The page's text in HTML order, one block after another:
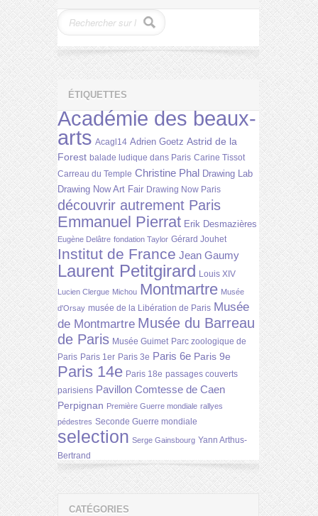
ÉTIQUETTES
Académie des beaux-
arts Acagl14 Adrien Goetz Astrid de la
Forest balade ludique dans Paris Carine Tissot
Carreau du Temple Christine Phal Drawing Lab
Drawing Now Art Fair Drawing Now Paris
découvrir autrement Paris
Emmanuel Pierrat Erik Desmazières
Eugène Delâtre fondation Taylor Gérard Jouhet
Institut de France Jean Gaumy
Laurent Petitgirard Louis XIV
Lucien Clergue Michou Montmartre Musée
d'Orsay musée de la Libération de Paris Musée
de Montmartre Musée du Barreau
de Paris Musée Guimet Parc zoologique de
Paris Paris 1er Paris 3e Paris 6e Paris 9e
Paris 14e Paris 18e passages couverts
parisiens Pavillon Comtesse de Caen
Perpignan Première Guerre mondiale rallyes
pédestres Seconde Guerre mondiale
selection Serge Gainsbourg Yann Arthus-
Bertrand
CATÉGORIES